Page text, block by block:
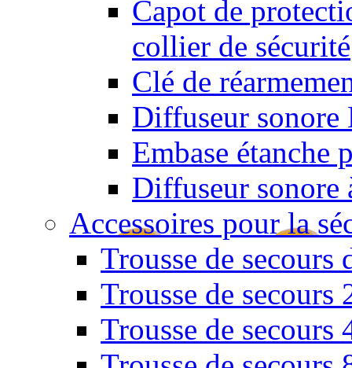
Capot de
collier de sécurité
Clé de
Diffuseur sonore
Embase étanche
Diffuseur sonore
Accessoires pour la
Trousse de secours
Trousse de secours
Trousse de secours